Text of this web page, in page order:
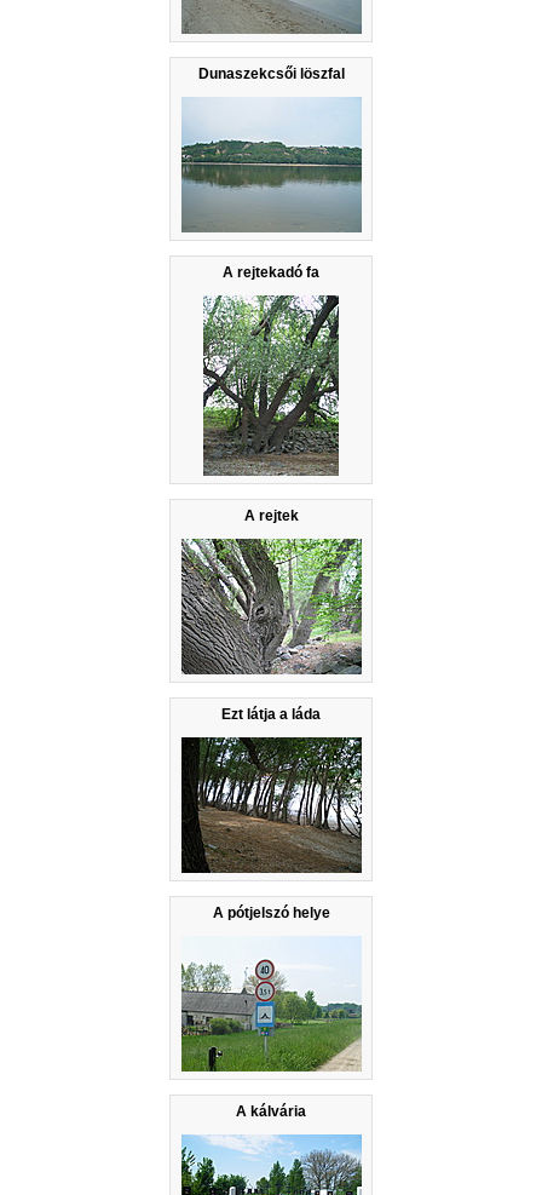
Dunaszekcsői löszfal
A rejtekadó fa
A rejtek
Ezt látja a láda
A pótjelszó helye
A kálvária